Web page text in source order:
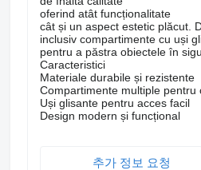
oferind atât funcționalitate
cât și un aspect estetic plăcut.
inclusiv compartimente cu uși
pentru a păstra obiectele în
Caracteristici
Materiale durabile și rezistente
Compartimente multiple pentru
Uși glisante pentru acces facil
Design modern și funcțional
추가 정보 요청